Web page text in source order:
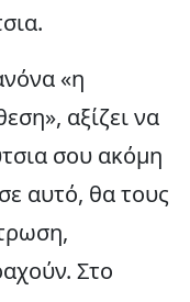
«η
αξίζει να
σου ακόμη
αυτό, θα τους
Στο